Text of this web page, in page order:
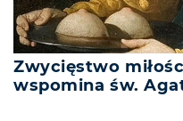
Zwycięstwo
wspomina św.